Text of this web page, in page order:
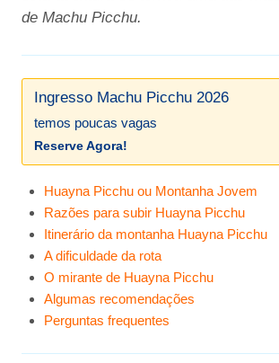
de Machu Picchu.
Ingresso Machu Picchu 2026
temos poucas vagas
Reserve Agora!
Huayna Picchu ou Montanha Jovem
Razões para subir Huayna Picchu
Itinerário da montanha Huayna Picchu
A dificuldade da rota
O mirante de Huayna Picchu
Algumas recomendações
Perguntas frequentes